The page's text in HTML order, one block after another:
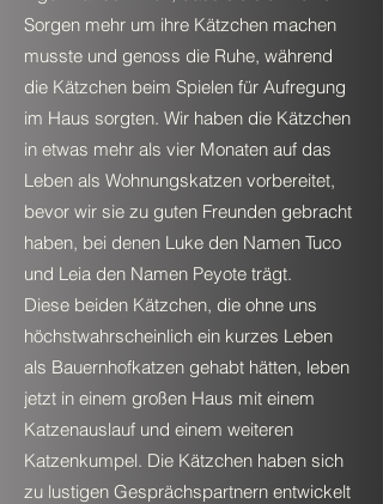
Sorgen mehr um ihre Kätzchen machen
musste und genoss die Ruhe, während
die Kätzchen beim Spielen für Aufregung
im Haus sorgten. Wir haben die Kätzchen
in etwas mehr als vier Monaten auf das
Leben als Wohnungskatzen vorbereitet,
bevor wir sie zu guten Freunden gebracht
haben, bei denen Luke den Namen Tuco
und Leia den Namen Peyote trägt.
Diese beiden Kätzchen, die ohne uns
höchstwahrscheinlich ein kurzes Leben
als Bauernhofkatzen gehabt hätten, leben
jetzt in einem großen Haus mit einem
Katzenauslauf und einem weiteren
Katzenkumpel. Die Kätzchen haben sich
zu lustigen Gesprächspartnern entwickelt